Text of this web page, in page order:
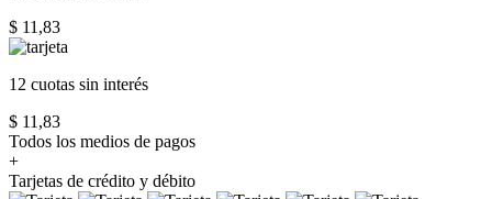
$ 11,83
12 cuotas sin interés
$ 11,83
Todos los medios de pagos
+
Tarjetas de crédito y débito